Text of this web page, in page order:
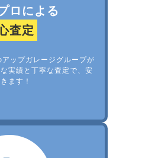
ロによる
査定
ップガレージグループが
実績と丁寧な査定で、安
ます！